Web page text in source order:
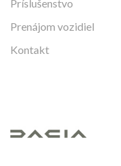
Príslušenstvo
Prenájom vozidiel
Kontakt